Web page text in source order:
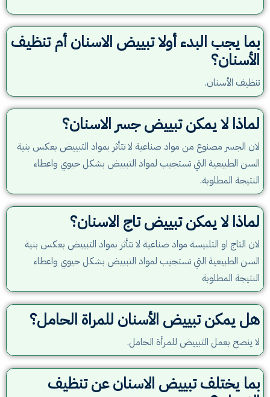
بما يجب البدء أولا تبييض الاسنان أم تنظيف
الأسنان؟
تنظيف الأسنان.
لماذا لا يمكن تبييض جسر الاسنان؟
لان الجسر مصنوع من مواد صناعية لا تتأثر بمواد التبييض بعكس بنية
السن الطبيعية التي تستجيب لمواد التبييض بشكل حيوي واعطاء
النتيجة المطلوبة.
لماذا لا يمكن تبييض تاج الاسنان؟
لان التاج او التلبيسة مواد صناعية لا تتأثر بمواد التبييض بعكس بنية
السن الطبيعية التي تستجيب لمواد التبييض بشكل حيوي واعطاء
النتيجة المطلوبة
هل يمكن تبييض الأسنان للمراة الحامل؟
لا ينصح بعمل التبييض للمرأة الحامل.
بما يختلف تبييض الاسنان عن تنظيف